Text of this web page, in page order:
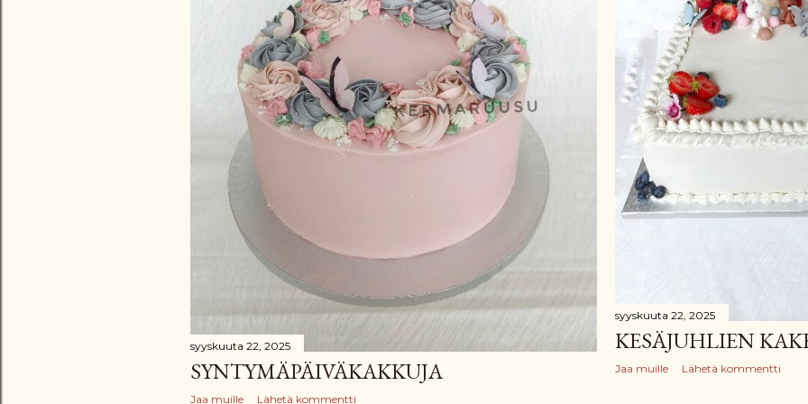
syyskuuta 22, 2025
SYNTYMÄPÄIVÄKAKKUJA
Jaa muille Lähetä kommentti
syyskuuta 22, 2025
KESÄJUHLIEN
Jaa muille Lähetä kommentti